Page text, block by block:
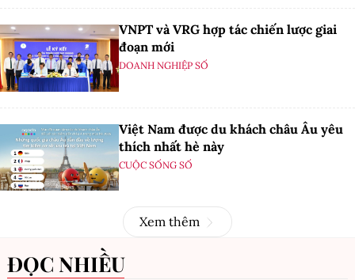
VNPT và VRG hợp tác chiến lược giai
đoạn mới
DOANH NGHIỆP SỐ
Việt Nam được du khách châu Âu yêu
thích nhất hè này
CUỘC SỐNG SỐ
Xem thêm
ĐỌC NHIỀU